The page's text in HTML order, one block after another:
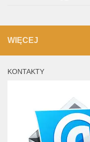
WIĘCEJ
KONTAKTY